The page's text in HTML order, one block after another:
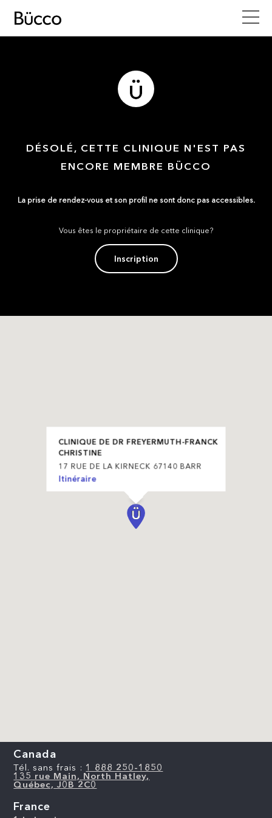
DÉSOLÉ, CETTE CLINIQUE N'EST PAS
ENCORE MEMBRE BÜCCO
La prise de rendez-vous et son profil ne sont donc pas accessibles.
Vous êtes le propriétaire de cette clinique?
Inscription
CLINIQUE DE DR FREYERMUTH-FRANCK
CHRISTINE
17 RUE DE LA KIRNECK 67140 BARR
Itinéraire
Canada
Tél. sans frais : 1 888 250-1850
135 rue Main, North Hatley,
Québec, J0B 2C0
France